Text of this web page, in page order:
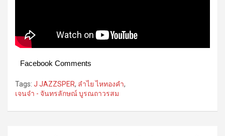
Facebook Comments
Tags: J JAZZSPER, ลำไย ไหทองคำ,
เจนจ๋า - จันทรลักษณ์ บูรณถาวรสม